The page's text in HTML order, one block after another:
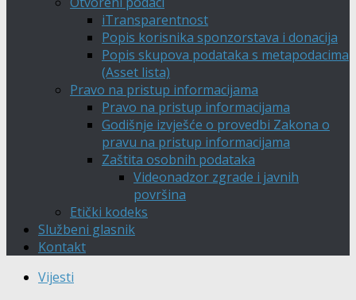
iTransparentnost
Popis korisnika sponzorstava i donacija
Popis skupova podataka s metapodacima
(Asset lista)
Pravo na pristup informacijama
Pravo na pristup informacijama
Godišnje izvješće o provedbi Zakona o
pravu na pristup informacijama
Zaštita osobnih podataka
Videonadzor zgrade i javnih
površina
Etički kodeks
Službeni glasnik
Kontakt
Vijesti